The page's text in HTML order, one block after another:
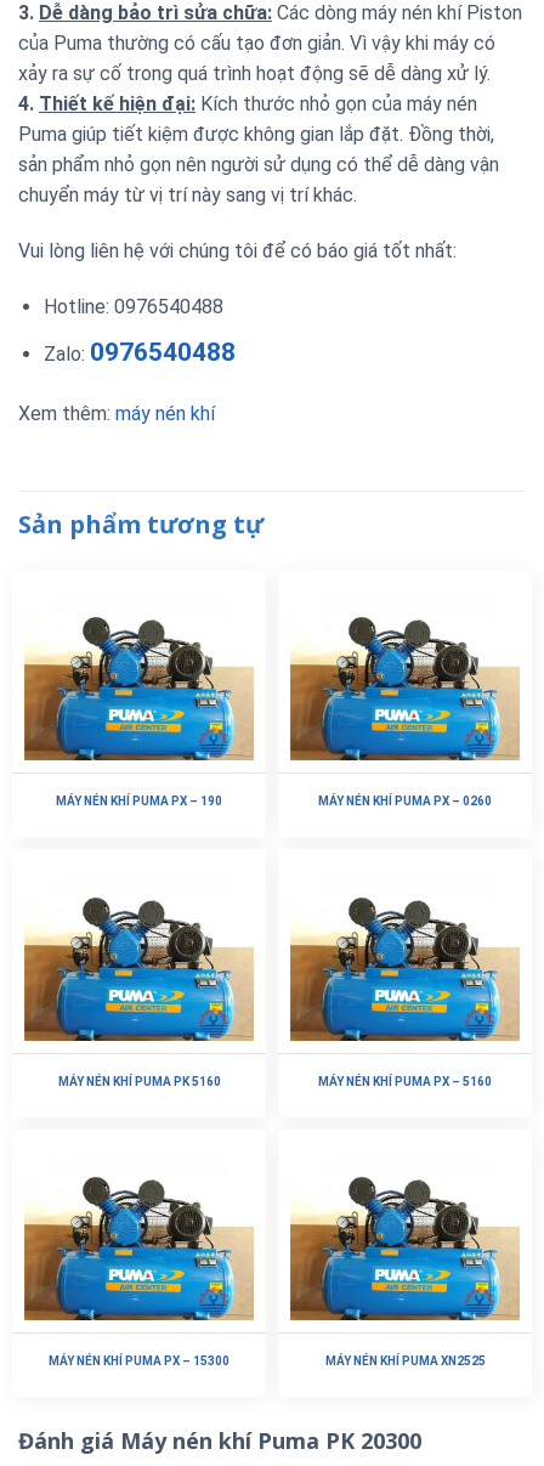
3. Dễ dàng bảo trì sửa chữa: Các dòng máy nén khí Piston
của Puma thường có cấu tạo đơn giản. Vì vậy khi máy có
xảy ra sự cố trong quá trình hoạt động sẽ dễ dàng xử lý.
4. Thiết kế hiện đại: Kích thước nhỏ gọn của máy nén
Puma giúp tiết kiệm được không gian lắp đặt. Đồng thời,
sản phẩm nhỏ gọn nên người sử dụng có thể dễ dàng vận
chuyển máy từ vị trí này sang vị trí khác.
Vui lòng liên hệ với chúng tôi để có báo giá tốt nhất:
Hotline: 0976540488
Zalo: 0976540488
Xem thêm: máy nén khí
Sản phẩm tương tự
MÁY NÉN KHÍ PUMA PX – 190 MÁY NÉN KHÍ PUMA PX – 0260
MÁY NÉN KHÍ PUMA PK 5160 MÁY NÉN KHÍ PUMA PX – 5160
MÁY NÉN KHÍ PUMA PX – 15300 MÁY NÉN KHÍ PUMA XN2525
Đánh giá Máy nén khí Puma PK 20300